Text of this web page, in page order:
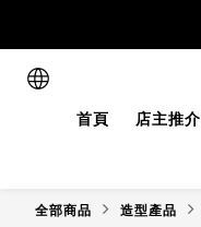
首頁 店主推介
全部商品 造型產品